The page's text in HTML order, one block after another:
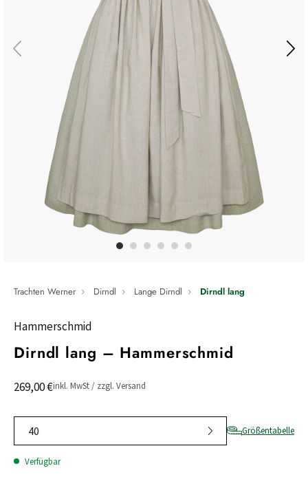
Trachten Werner Dirndl Lange Dirndl Dirndl lang
Hammerschmid
Dirndl lang – Hammerschmid
269,00 €inkl. MwSt / zzgl. Versand
Größentabelle
40
Verfügbar